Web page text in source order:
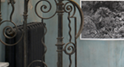
par année
vidéos